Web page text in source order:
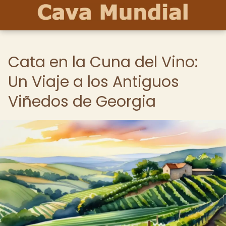
Cata en la Cuna del Vino:
Un Viaje a los Antiguos
Viñedos de Georgia